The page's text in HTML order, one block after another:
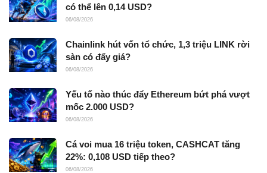
có thể lên 0,14 USD?
06/08/2026
Chainlink hút vốn tổ chức, 1,3 triệu LINK rời
sàn có đẩy giá?
06/08/2026
Yếu tố nào thúc đẩy Ethereum bứt phá vượt
mốc 2.000 USD?
06/08/2026
Cá voi mua 16 triệu token, CASHCAT tăng
22%: 0,108 USD tiếp theo?
06/08/2026